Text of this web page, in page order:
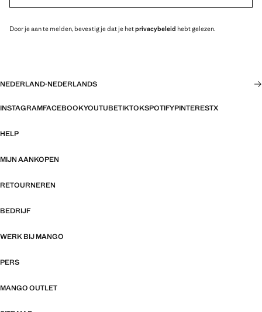
Door je aan te melden, bevestig je dat je hetprivacybeleid hebt gelezen.
NEDERLAND·NEDERLANDS
INSTAGRAMFACEBOOKYOUTUBETIKTOKSPOTIFYPINTERESTX
HELP
MIJN AANKOPEN
RETOURNEREN
BEDRIJF
WERK BIJ MANGO
PERS
MANGO OUTLET